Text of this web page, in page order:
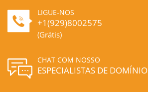
LIGUE-NOS
+1(929)8002575
(Grátis)
CHAT COM NOSSO
ESPECIALISTAS DE DOMÍNIO